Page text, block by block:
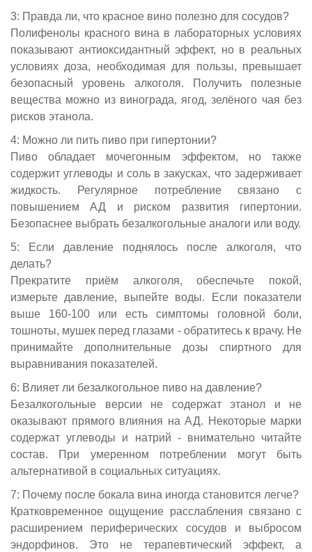
3: Правда ли, что красное вино полезно для сосудов?
Полифенолы красного вина в лабораторных условиях
показывают антиоксидантный эффект, но в реальных
условиях доза, необходимая для пользы, превышает
безопасный уровень алкоголя. Получить полезные
вещества можно из винограда, ягод, зелёного чая без
рисков этанола.
4: Можно ли пить пиво при гипертонии?
Пиво обладает мочегонным эффектом, но также
содержит углеводы и соль в закусках, что задерживает
жидкость. Регулярное потребление связано с
повышением АД и риском развития гипертонии.
Безопаснее выбрать безалкогольные аналоги или воду.
5: Если давление поднялось после алкоголя, что
делать?
Прекратите приём алкоголя, обеспечьте покой,
измерьте давление, выпейте воды. Если показатели
выше 160-100 или есть симптомы головной боли,
тошноты, мушек перед глазами - обратитесь к врачу. Не
принимайте дополнительные дозы спиртного для
выравнивания показателей.
6: Влияет ли безалкогольное пиво на давление?
Безалкогольные версии не содержат этанол и не
оказывают прямого влияния на АД. Некоторые марки
содержат углеводы и натрий - внимательно читайте
состав. При умеренном потреблении могут быть
альтернативой в социальных ситуациях.
7: Почему после бокала вина иногда становится легче?
Кратковременное ощущение расслабления связано с
расширением периферических сосудов и выбросом
эндорфинов. Это не терапевтический эффект, а